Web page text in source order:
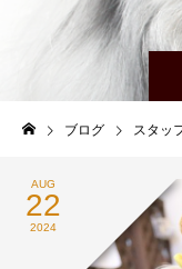
ブログ スタッ
AUG
22
2024